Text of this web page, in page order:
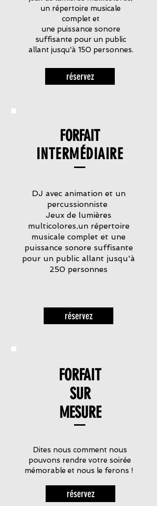
un répertoire musicale
complet et
une puissance sonore
suffisante pour un public
allant jusqu'à 150 personnes.
réservez
FORFAIT
INTERMÉDIAIRE
DJ avec animation et un
percussionniste
Jeux de lumières
multicolores,un répertoire
musicale complet et une
puissance sonore suffisante
pour un public allant jusqu'à
250 personnes
réservez
FORFAIT
SUR
MESURE
Dites nous comment nous
pouvons rendre votre soirée
mémorable et nous le ferons !
réservez